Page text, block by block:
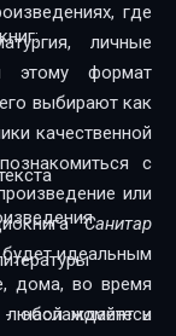
где
личные
этому формат
выбирают как
качественной
или
"Санитар
идеальным
дома, во время
любой момент и
наслаждайтесь